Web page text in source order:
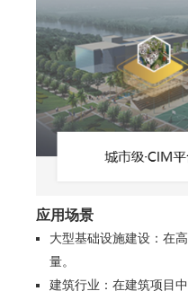
应用场景
大型基础设施建设：在
量。
建筑行业：在建筑项目